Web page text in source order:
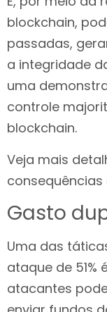
blockchain,
passadas,
a integridade
uma
controle
blockchain.
Veja mais
consequências
Gasto
Uma das
ataque de 51%
atacantes